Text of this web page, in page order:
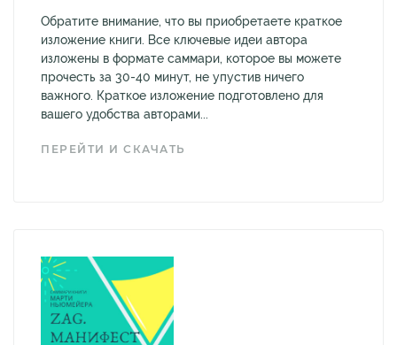
Обратите внимание, что вы приобретаете краткое
изложение книги. Все ключевые идеи автора
изложены в формате саммари, которое вы можете
прочесть за 30-40 минут, не упустив ничего
важного. Краткое изложение подготовлено для
вашего удобства авторами...
ПЕРЕЙТИ И СКАЧАТЬ